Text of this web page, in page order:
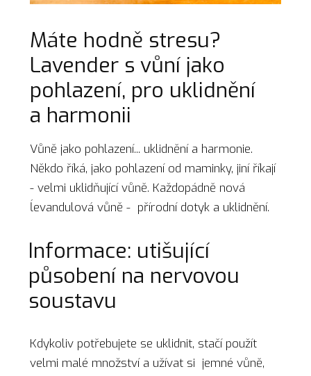
Máte hodně stresu?
Lavender s vůní jako
pohlazení, pro uklidnění
a harmonii
Vůně jako pohlazení... uklidnění a harmonie.
Někdo říká, jako pohlazení od maminky, jiní říkají
- velmi uklidňující vůně. Každopádně nová
ĺevandulová vůně - přírodní dotyk a uklidnění.
Informace: utišující
působení na nervovou
soustavu
Kdykoliv potřebujete se uklidnit, stačí použít
velmi malé množství a užívat si jemné vůně,